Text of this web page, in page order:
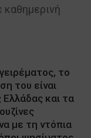
καθημερινή
το
του είναι
και τα
με τη ντόπια